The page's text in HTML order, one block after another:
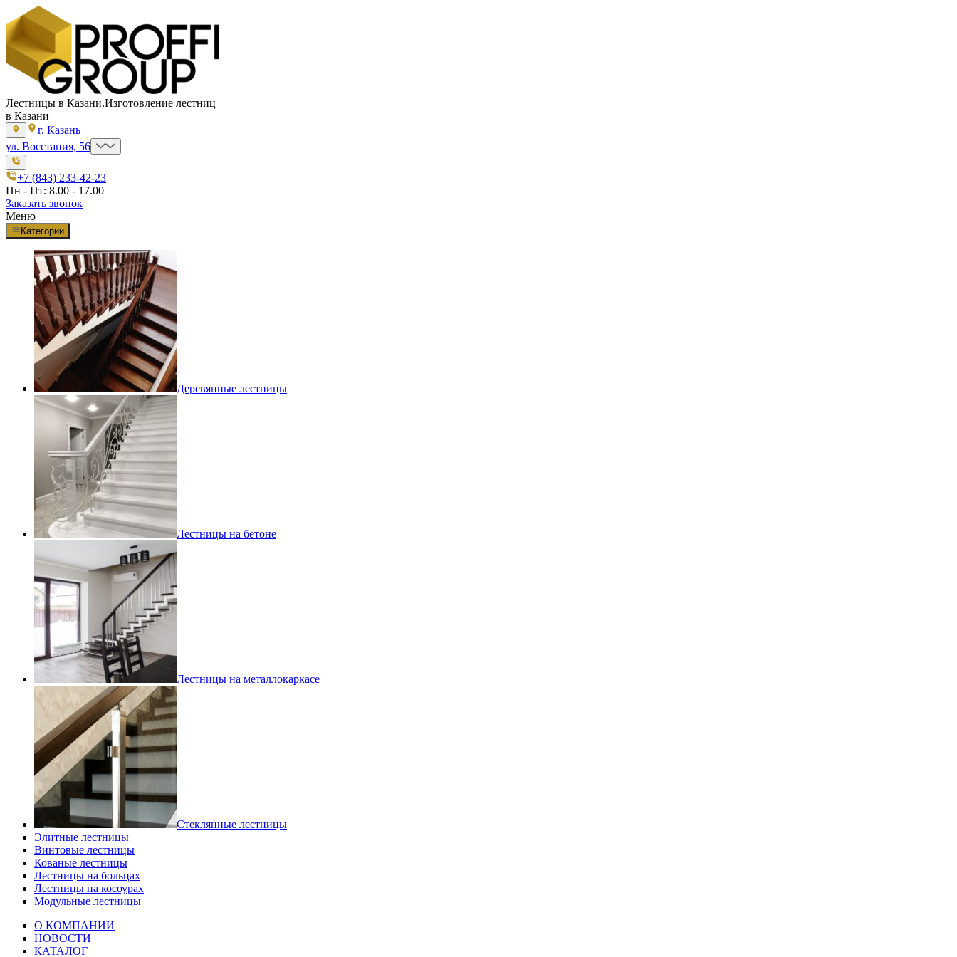
Лестницы в Казани.Изготовление лестниц
в Казани
г. Казань
ул. Восстания, 56
+7 (843) 233-42-23
Пн - Пт: 8.00 - 17.00
Заказать звонок
Меню
Категории
Деревянные лестницы
Лестницы на бетоне
Лестницы на металлокаркасе
Стеклянные лестницы
Элитные лестницы
Винтовые лестницы
Кованые лестницы
Лестницы на больцах
Лестницы на косоурах
Модульные лестницы
О КОМПАНИИ
НОВОСТИ
КАТАЛОГ